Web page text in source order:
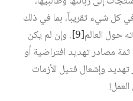
كل شيء تقريباً، بما في ذلك
حول العالم‏[9]
. وإن لم يكن
مصادر تهديد افتراضية أو
وإشعال فتيل الأزمات